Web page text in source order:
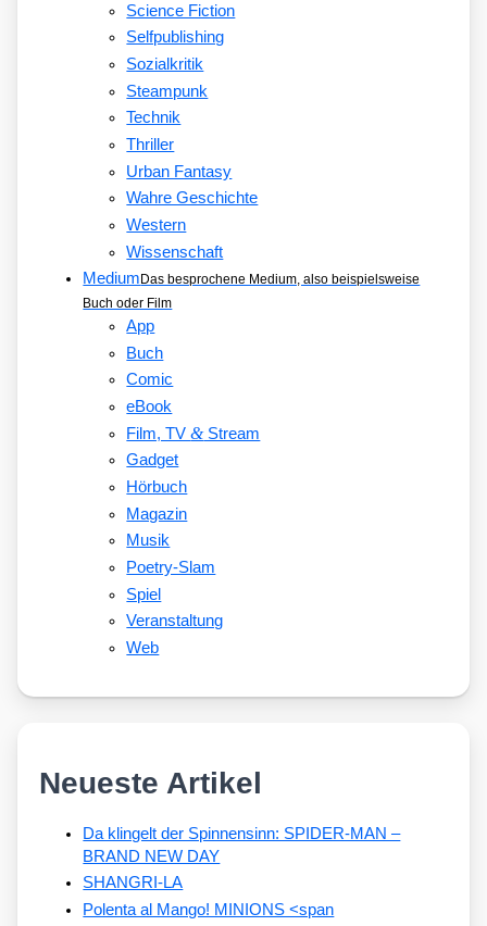
Science Fiction
Selfpublishing
Sozialkritik
Steampunk
Technik
Thriller
Urban Fantasy
Wahre Geschichte
Western
Wissenschaft
Medium Das besprochene Medium, also beispielsweise
Buch oder Film
App
Buch
Comic
eBook
Film, TV&Stream
Gadget
Hörbuch
Magazin
Musik
Poetry-Slam
Spiel
Veranstaltung
Web
Neueste Artikel
Da klingelt der Spinnensinn: SPIDER-MAN –
BRAND NEW DAY
SHANGRI-LA
Polenta al Mango! MINIONS <span